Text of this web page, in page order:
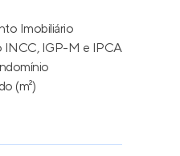
Imobiliário
INCC, IGP-M e IPCA
(m²)